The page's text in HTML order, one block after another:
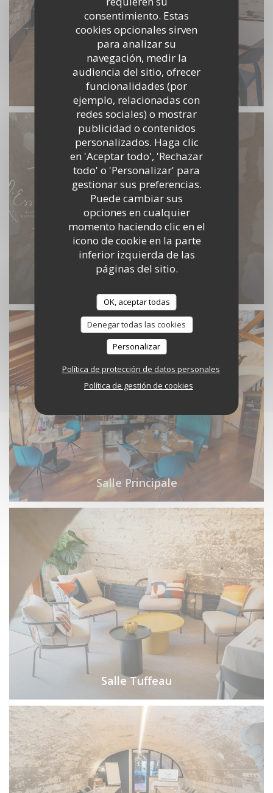
consentimiento. Estas
cookies opcionales sirven
para analizar su
navegación, medir la
audiencia del sitio, ofrecer
funcionalidades (por
ejemplo, relacionadas con
redes sociales) o mostrar
publicidad o contenidos
personalizados. Haga clic
en 'Aceptar todo', 'Rechazar
todo' o 'Personalizar' para
gestionar sus preferencias.
Puede cambiar sus
opciones en cualquier
momento haciendo clic en el
icono de cookie en la parte
inferior izquierda de las
páginas del sitio.
OK, aceptar todas
Denegar todas las cookies
Personalizar
Política de protección de datos personales
Política de gestión de cookies
Salle Tuffeau
Salle Principale
Salle Tuffeau